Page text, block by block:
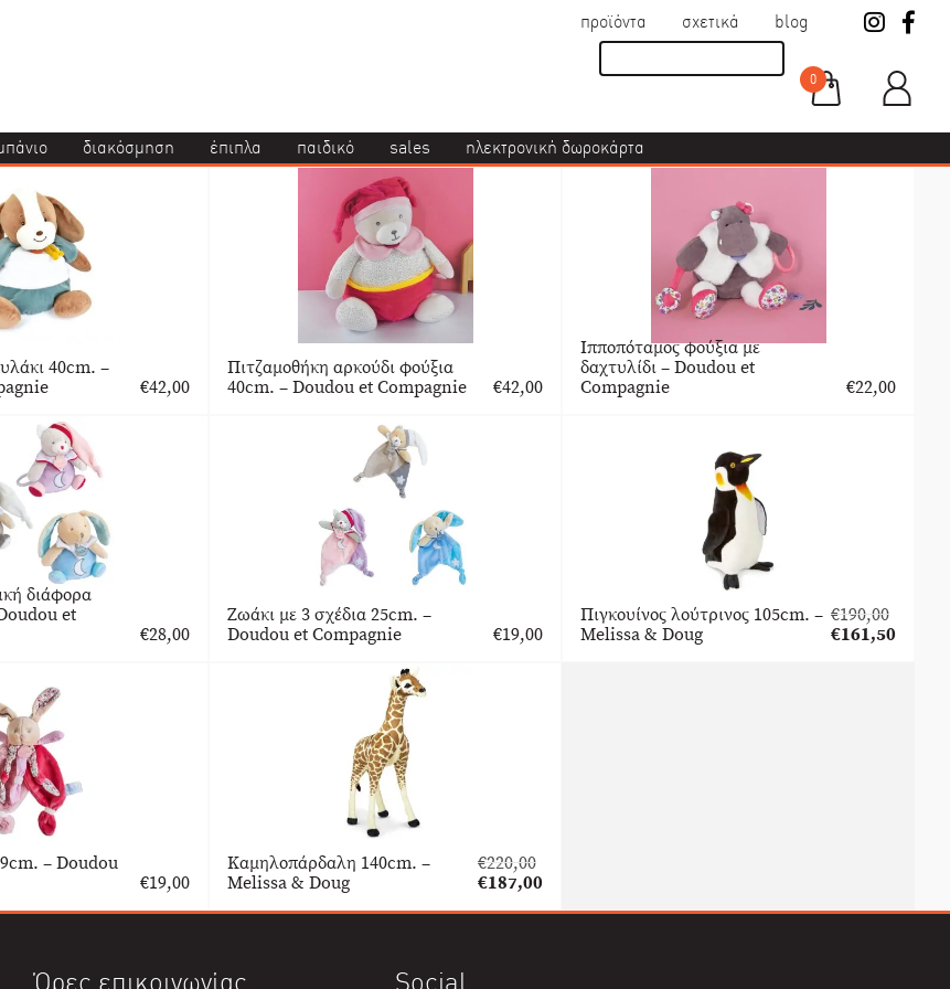
προϊόντα σχετικά blog
0
διακόσμηση έπιπλα παιδικό sales ηλεκτρονική δωροκάρτα
40cm. –
€42,00
Πιτζαμοθήκη αρκούδι φούξια
40cm. – Doudou et Compagnie
€42,00
Ιπποπόταμος φούξια με
δαχτυλίδι – Doudou et
Compagnie
€22,00
διάφορα
et
€28,00
Ζωάκι με 3 σχέδια 25cm. –
Doudou et Compagnie
€19,00
Πιγκουίνος λούτρινος 105cm. –
Melissa & Doug
€190,00
Original
€161,50
– Doudou
€19,00
Καμηλοπάρδαλη 140cm. –
Melissa & Doug
€220,00
Original
was:
€187,00
τρέχουσα
Ώρες επικοινωνίας Social